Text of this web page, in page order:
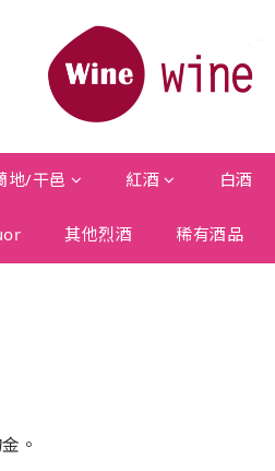
地/干邑 紅酒 白酒
其他烈酒 稀有酒品
。